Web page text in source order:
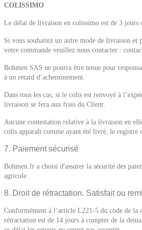
COLISSIMO
Le délai de livraison en colissimo est de 3 jours
Si vous souhaitez un autre mode de livraison et
votre commande veuillez nous contacter :
Bohmen SAS ne pourra être tenue pour
à un retard d’acheminement.
Dans tous les cas, si le colis est renvoyé à
livraison se fera aux frais du Client.
Aucune contestation relative à la livraison en
colis apparaît comme ayant été livré, le registre
7. Paiement sécurisé
Bohmen.fr a choisi d'assurer la sécurité des
agricole.
8. Droit de rétractation. Satisfait ou
Conformément à l’article L221-5 du code de la
rétractation est de 14 jours à compter de la